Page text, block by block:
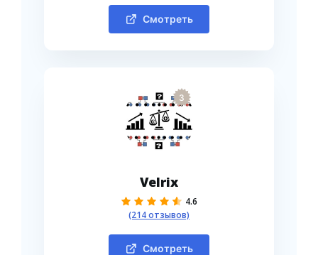
Смотреть
3
Velrix
4.6
(214 отзывов)
Смотреть